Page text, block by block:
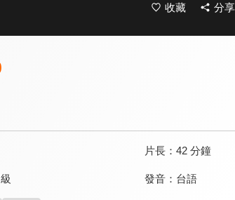
收藏 分享
片長： 42 分鐘
發音： 台語